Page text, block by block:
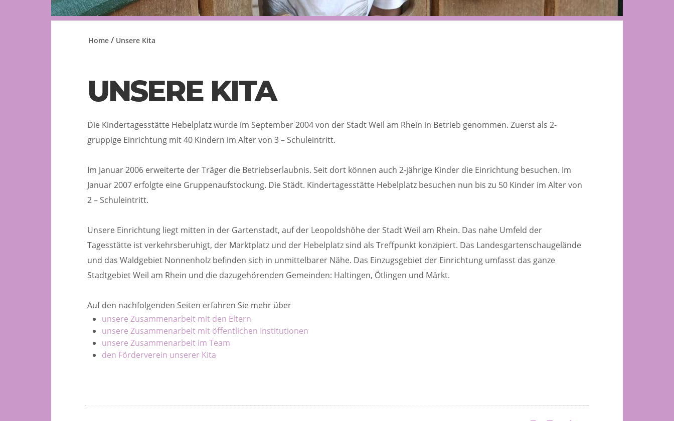
Home / Unsere Kita
UNSERE KITA
Die Kindertagesstätte Hebelplatz wurde im September 2004 von der Stadt Weil am Rhein in Betrieb genommen. Zuerst als 2-
gruppige Einrichtung mit 40 Kindern im Alter von 3 – Schuleintritt.
Im Januar 2006 erweiterte der Träger die Betriebserlaubnis. Seit dort können auch 2-jährige Kinder die Einrichtung besuchen. Im
Januar 2007 erfolgte eine Gruppenaufstockung. Die Städt. Kindertagesstätte Hebelplatz besuchen nun bis zu 50 Kinder im Alter von
2 – Schuleintritt.
Unsere Einrichtung liegt mitten in der Gartenstadt, auf der Leopoldshöhe der Stadt Weil am Rhein. Das nahe Umfeld der
Tagesstätte ist verkehrsberuhigt, der Marktplatz und der Hebelplatz sind als Treffpunkt konzipiert. Das Landesgartenschaugelände
und das Waldgebiet Nonnenholz befinden sich in unmittelbarer Nähe. Das Einzugsgebiet der Einrichtung umfasst das ganze
Stadtgebiet Weil am Rhein und die dazugehörenden Gemeinden: Haltingen, Ötlingen und Märkt.
Auf den nachfolgenden Seiten erfahren Sie mehr über
unsere Zusammenarbeit mit den Eltern
unsere Zusammenarbeit mit öffentlichen Institutionen
unsere Zusammenarbeit im Team
den Förderverein unserer Kita